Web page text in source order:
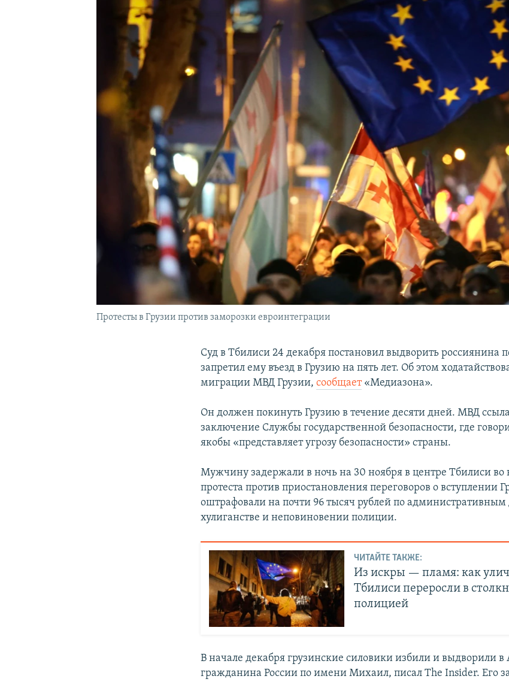
Протесты в Грузии против заморозки евроинтеграции
Суд в Тбилиси 24 декабря постановил выдворить россиянина
запретил ему въезд в Грузию на пять лет. Об этом
миграции МВД Грузии,сообщает«Медиазона».
Он должен покинуть Грузию в течение десяти дней. МВД
заключение Службы государственной безопасности, где
якобы «представляет угрозу безопасности» страны.
Мужчину задержали в ночь на 30 ноября в центре Тбилиси во
протеста против приостановления переговоров о вступлении
оштрафовали на почти 96 тысяч рублей по административным
хулиганстве и неповиновении полиции.
ЧИТАЙТЕ ТАКЖЕ:
Из искры — пламя: как
Тбилиси переросли в
полицией
В начале декабря грузинские силовики избили и выдворили
гражданина России по имени Михаил, писал The Insider. Его